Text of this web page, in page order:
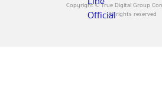
Copyright © True Digital Group
All rights reserved